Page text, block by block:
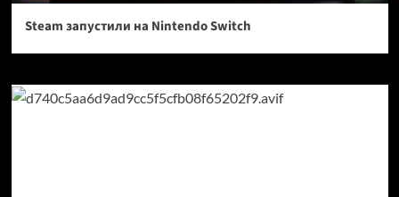
Steam запустили на Nintendo Switch